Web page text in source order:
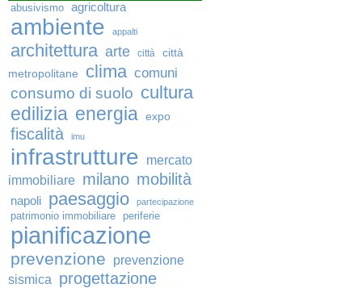
abusivismo agricoltura
ambiente appalti
architettura arte città
città
metropolitane
clima comuni
consumo di suolo cultura
edilizia energia expo
fiscalità imu
infrastrutture
mercato
immobiliare milano mobilità
napoli paesaggio partecipazione
patrimonio immobiliare periferie
pianificazione
prevenzione
prevenzione
sismica
progettazione